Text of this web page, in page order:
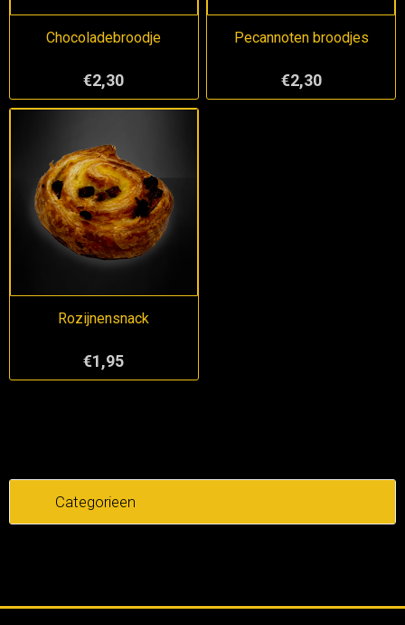
Chocoladebroodje
€2,30
Pecannoten broodjes
€2,30
Rozijnensnack
€1,95
Categorieen